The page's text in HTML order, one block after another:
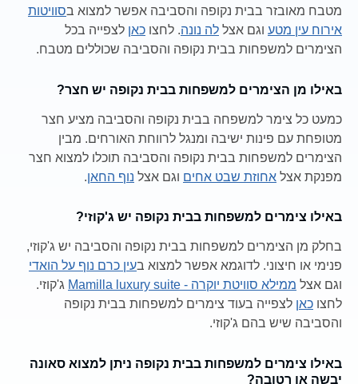
מטבח מאובזר בבית נקופה והסביבה אפשר למצוא בסוויטות
אירוח עין מטע וגם אצל לה נונה. לחצו כאן לצפייה בכל
הצימרים למשפחות בבית נקופה והסביבה שכוללים מטבח.
באילו מן הצימרים למשפחות בבית נקופה יש חצר?
כמעט כל צימר למשפחה בבית נקופה והסביבה מציע חצר
מטופחת עם פינות ישיבה ומנגל לרווחת האורחים. מבין
הצימרים למשפחות בבית נקופה והסביבה תוכלו למצוא חצר
מפנקת אצל אחוזת שבט אחים וגם אצל נוף החאן.
באילו צימרים למשפחות בבית נקופה יש ג'קוזי?
בחלק מן הצימרים למשפחות בבית נקופה והסביבה יש ג'קוזי,
פנימי או חיצוני. לדוגמא אפשר למצוא בעין כרם נוף על הואדי
וגם אצל ממילא סוויטת יוקרה - Mamilla luxury suite
ג'קוזי.
לחצו כאן לצפייה בעוד צימרים למשפחות בבית נקופה
והסביבה שיש בהם ג'קוזי.
באילו צימרים למשפחות בבית נקופה ניתן למצוא סאונה
יבשה או רטובה?